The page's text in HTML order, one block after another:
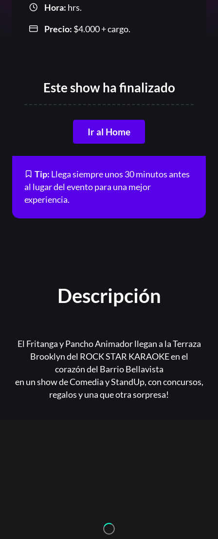
Hora: hrs.
Precio: $4.000+ cargo.
Este show ha finalizado
Ir al Home
Tip: Llega siempre unos 30 minutos antes
al lugar del evento para una mejor
experiencia.
Descripción
El Fritanga y Pancho Animador llegan a la Terraza
Brooklyn del ROCK STAR KARAOKE en el
corazón del Barrio Bellavista
en un show de Comedia y StandUp, con concursos,
regalos y una que otra sorpresa!
Acceder
¿Olvidaste la contraseña?